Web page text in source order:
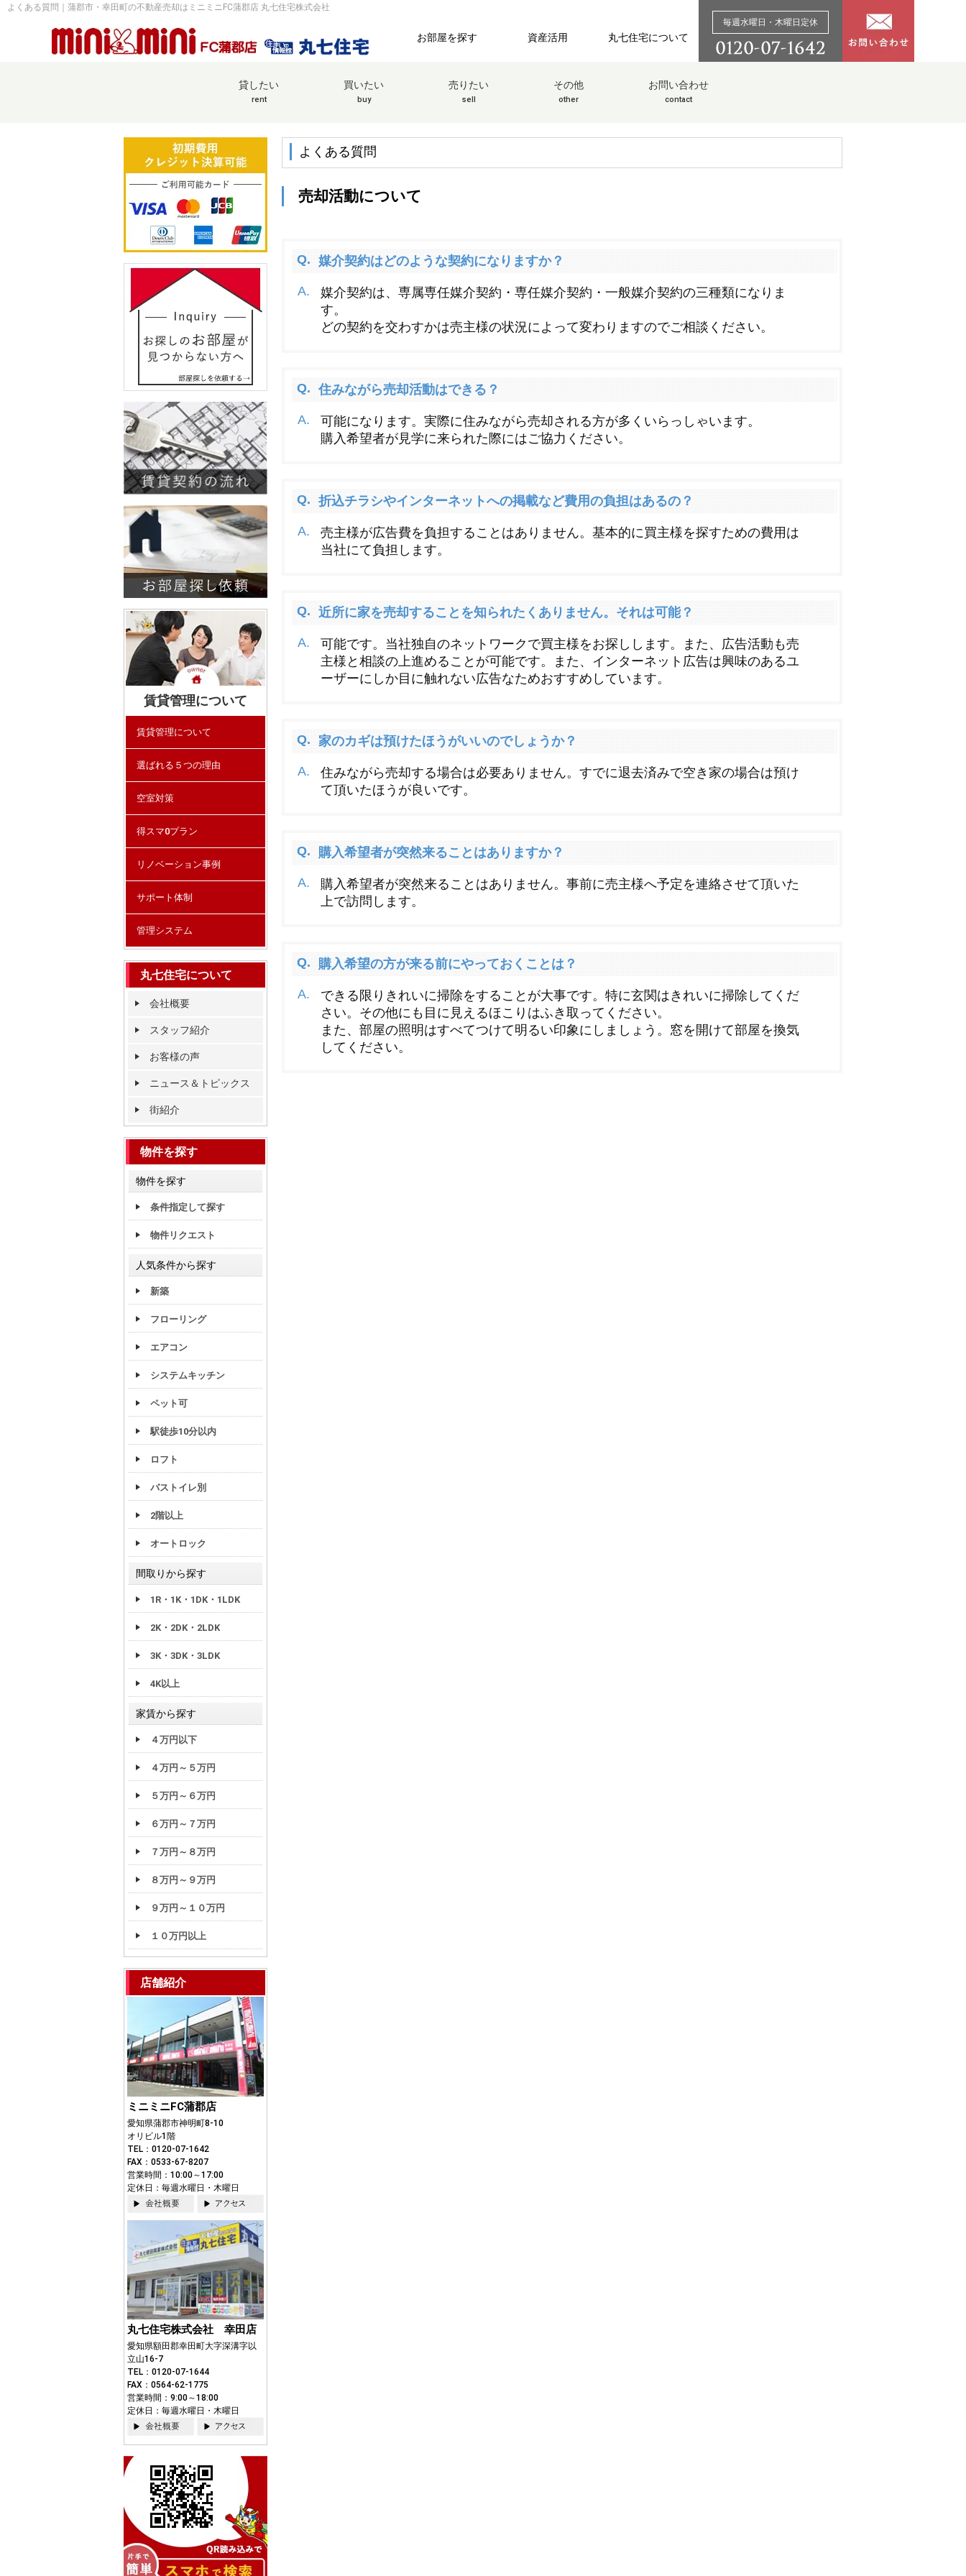
よくある質問｜蒲郡市・幸田町の不動産売却はミニミニFC蒲郡店 丸七住宅株式会社
お部屋を探す 資産活用 丸七住宅について
毎週水曜日・木曜日定休
貸したい
rent
買いたい
buy
売りたい
sell
その他
other
お問い合わせ
contact
賃貸管理について
賃貸管理について
選ばれる５つの理由
空室対策
得スマ0プラン
リノベーション事例
サポート体制
管理システム
丸七住宅について
会社概要
スタッフ紹介
お客様の声
ニュース＆トピックス
街紹介
物件を探す
物件を探す
条件指定して探す
物件リクエスト
人気条件から探す
新築
フローリング
エアコン
システムキッチン
ペット可
駅徒歩10分以内
ロフト
バストイレ別
2階以上
オートロック
間取りから探す
1R・1K・1DK・1LDK
2K・2DK・2LDK
3K・3DK・3LDK
4K以上
家賃から探す
４万円以下
４万円～５万円
５万円～６万円
６万円～７万円
７万円～８万円
８万円～９万円
９万円～１０万円
１０万円以上
店舗紹介
ミニミニFC蒲郡店
愛知県蒲郡市神明町8-10
オリビル1階
TEL：0120-07-1642
FAX：0533-67-8207
営業時間：10:00～17:00
定休日：毎週水曜日・木曜日
丸七住宅株式会社 幸田店
愛知県額田郡幸田町大字深溝字以
立山16-7
TEL：0120-07-1644
FAX：0564-62-1775
営業時間：9:00～18:00
定休日：毎週水曜日・木曜日